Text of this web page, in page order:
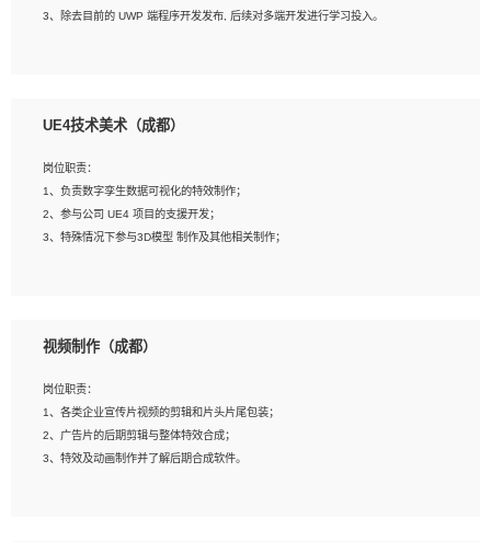
3、除去目前的 UWP 端程序开发发布, 后续对多端开发进行学习投入。
2、熟练掌握 Unity3D 程序开发，精通 C# 语言开发；
4、有良好的沟通能力和团队合作意识；
5、开发过 HoloLens 程序者优先。
UE4技术美术（成都）
岗位职责：
1、负责数字孪生数据可视化的特效制作；
2、参与公司 UE4 项目的支援开发；
3、特殊情况下参与3D模型 制作及其他相关制作；
上；
3、想象力丰富, 有一定的艺术审美深度；
4、有良好的场景特效搭建功底；
5、熟悉 3Ds Max 或者 Maya；
6、有良好的沟通能力和团队合作意识；
视频制作（成都）
岗位职责：
1、各类企业宣传片视频的剪辑和片头片尾包装；
2、广告片的后期剪辑与整体特效合成；
3、特效及动画制作并了解后期合成软件。